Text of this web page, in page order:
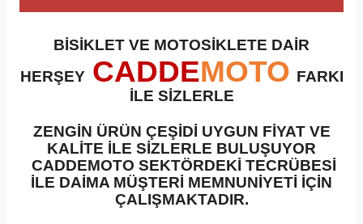
BİSİKLET VE MOTOSİKLETE DAİR
HERŞEY CADDEMOTO FARKI
İLE SİZLERLE
ZENGİN ÜRÜN ÇEŞİDİ UYGUN FİYAT VE
KALİTE İLE SİZLERLE BULUŞUYOR
CADDEMOTO SEKTÖRDEKİ TECRÜBESİ
İLE DAİMA MÜŞTERİ MEMNUNİYETİ İÇİN
ÇALIŞMAKTADIR.